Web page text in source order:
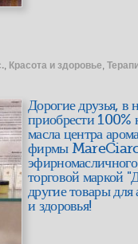
, Красота и здоровье,
Дорогие друзья,
приобрести 100%
масла центра
фирмы
эфирномасличного
торговой маркой
другие товары
и здоровья!